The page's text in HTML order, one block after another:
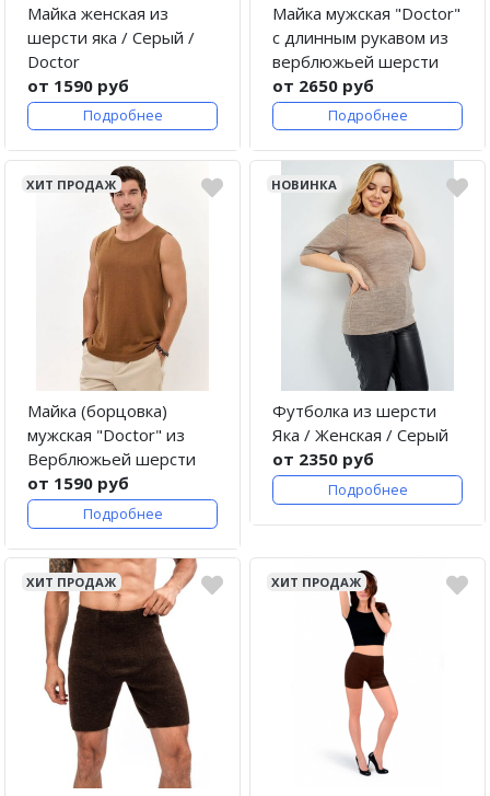
Майка женская из
шерсти яка / Серый /
Doctor
от 1590 руб
Подробнее
Майка мужская "Doctor"
с длинным рукавом из
верблюжьей шерсти
от 2650 руб
Подробнее
ХИТ ПРОДАЖ
Майка (борцовка)
мужская "Doctor" из
Верблюжьей шерсти
от 1590 руб
Подробнее
НОВИНКА
Футболка из шерсти
Яка / Женская / Серый
от 2350 руб
Подробнее
ХИТ ПРОДАЖ ХИТ ПРОДАЖ